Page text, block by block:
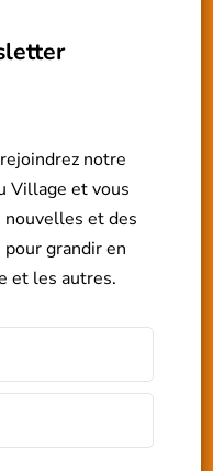
notre
Village et vous
nouvelles et des
grandir en
et les autres.